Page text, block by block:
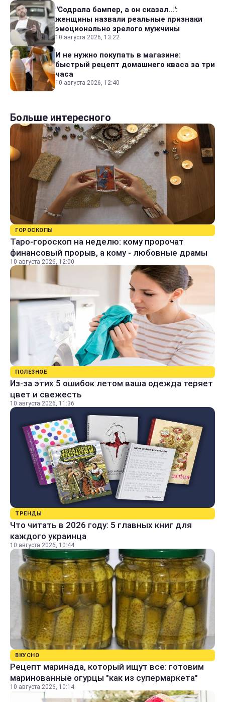
"Содрала бампер, а он сказал...":
женщины назвали реальные признаки
эмоционально зрелого мужчины
10 августа 2026, 13:22
И не нужно покупать в магазине:
быстрый рецепт домашнего кваса за три
часа
10 августа 2026, 12:40
Больше интересного
ГОРОСКОПЫ
Таро-гороскоп на неделю: кому пророчат
финансовый прорыв, а кому - любовные драмы
10 августа 2026, 12:00
ПОЛЕЗНОЕ
Из-за этих 5 ошибок летом ваша одежда теряет
цвет и свежесть
10 августа 2026, 11:36
ТРЕНДЫ
Что читать в 2026 году: 5 главных книг для
каждого украинца
10 августа 2026, 10:44
ВКУСНО
Рецепт маринада, который ищут все: готовим
маринованные огурцы "как из супермаркета"
10 августа 2026, 10:14